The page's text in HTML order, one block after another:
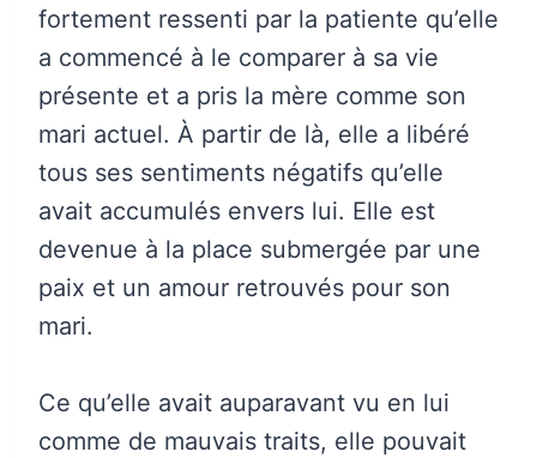
fortement ressenti par la patiente qu’elle
a commencé à le comparer à sa vie
présente et a pris la mère comme son
mari actuel. À partir de là, elle a libéré
tous ses sentiments négatifs qu’elle
avait accumulés envers lui. Elle est
devenue à la place submergée par une
paix et un amour retrouvés pour son
mari.
Ce qu’elle avait auparavant vu en lui
comme de mauvais traits, elle pouvait